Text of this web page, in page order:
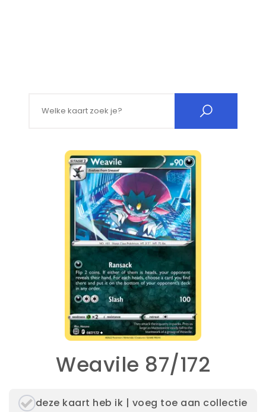
Weavile 87/172
deze kaart heb ik | voeg toe aan collectie